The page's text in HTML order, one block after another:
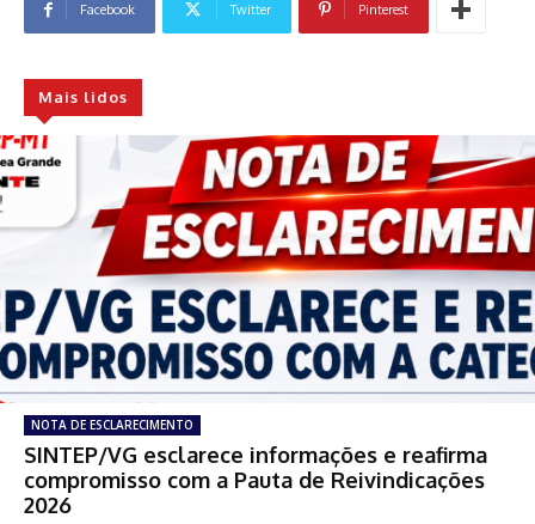
Facebook Twitter Pinterest
Mais lidos
NOTA DE ESCLARECIMENTO
SINTEP/VG esclarece informações e reafirma
compromisso com a Pauta de Reivindicações
2026